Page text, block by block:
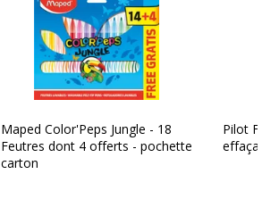
Maped Color'Peps Jungle - 18
Feutres dont 4 offerts - pochette
carton
Pilot